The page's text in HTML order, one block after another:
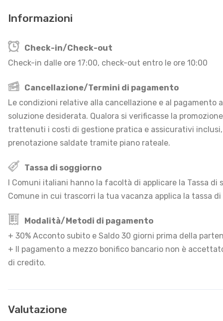
Informazioni
Check-in/Check-out
Check-in dalle ore 17:00, check-out entro le ore 10:00
Cancellazione/Termini di pagamento
Le condizioni relative alla cancellazione e al pagamento
soluzione desiderata. Qualora si verificasse la
trattenuti i costi di gestione pratica e assicurativi
prenotazione saldate tramite piano rateale.
Tassa di soggiorno
I Comuni italiani hanno la facoltà di applicare la Tassa di
Comune in cui trascorri la tua vacanza applica la tassa
Modalità/Metodi di pagamento
+ 30% Acconto subito e Saldo 30 giorni prima della
+ Il pagamento a mezzo bonifico bancario non è
di credito.
Valutazione